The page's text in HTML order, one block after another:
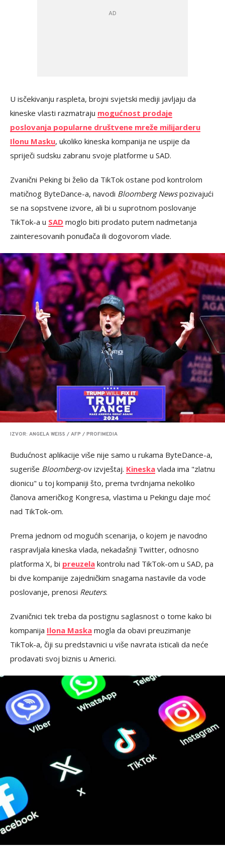
U isčekivanju raspleta, brojni svjetski mediji javljaju da
kineske vlasti razmatraju mogućnost prodaje
poslovanja popularne društvene mreže milijarderu
Ilonu Masku, ukoliko kineska kompanija ne uspije da
spriječi sudsku zabranu svoje platforme u SAD.
Zvanični Peking bi želio da TikTok ostane pod kontrolom
matičnog ByteDance-a, navodi Bloomberg Newspozivajući
se na sopstvene izvore, ali bi u suprotnom poslovanje
TikTok-a u SAD moglo biti prodato putem nadmetanja
zainteresovanih ponuđača ili dogovorom vlade.
IZVOR: ANGELA WEISS / AFP / PROFIMEDIA
Budućnost aplikacije više nije samo u rukama ByteDance-a,
sugeriše Bloomberg-ov izvještaj. Kineska vlada ima "zlatnu
dionicu" u toj kompaniji što, prema tvrdnjama nekoliko
članova američkog Kongresa, vlastima u Pekingu daje moć
nad TikTok-om.
Prema jednom od mogućih scenarija, o kojem je navodno
raspravljala kineska vlada, nekadašnji Twitter, odnosno
platforma X, bi preuzela kontrolu nad TikTok-om u SAD, pa
bi dve kompanije zajedničkim snagama nastavile da vode
poslovanje, prenosi Reuters.
Zvaničnici tek treba da postignu saglasnost o tome kako bi
kompanija Ilona Maska mogla da obavi preuzimanje
TikTok-a, čiji su predstavnici u više navrata isticali da neće
prodavati svoj biznis u Americi.